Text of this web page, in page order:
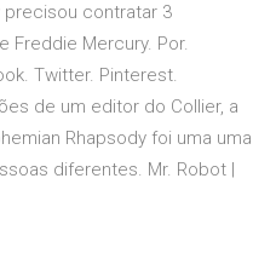
precisou contratar 3
Freddie Mercury. Por.
Twitter. Pinterest.
de um editor do Collier, a
Rhapsody foi uma uma
diferentes. Mr. Robot |